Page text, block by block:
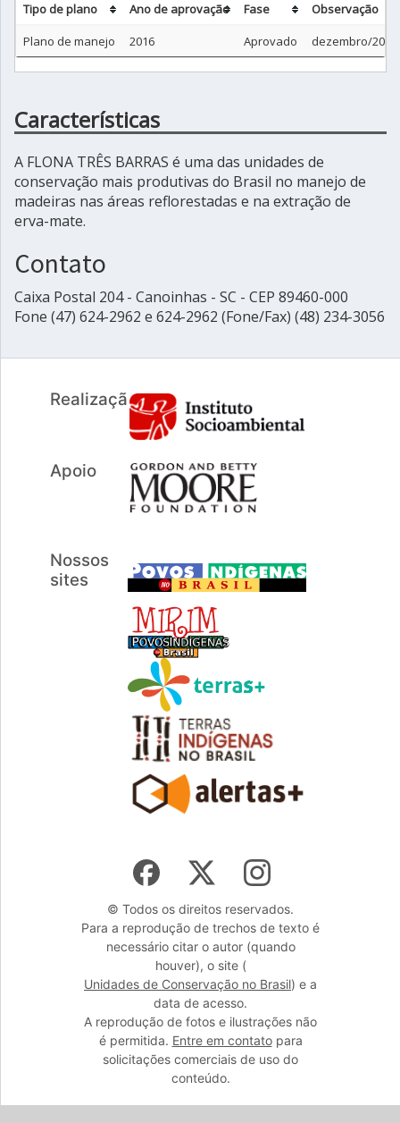
Tipo de plano Ano de aprovação Fase
Observação
Plano de manejo
2016 Aprovado dezembro/2016.
Características
A FLONA TRÊS BARRAS é uma das unidades de
conservação mais produtivas do Brasil no manejo de
madeiras nas áreas reflorestadas e na extração de
erva-mate.
Contato
Caixa Postal 204 - Canoinhas - SC - CEP 89460-000
Fone (47) 624-2962 e 624-2962 (Fone/Fax) (48) 234-3056